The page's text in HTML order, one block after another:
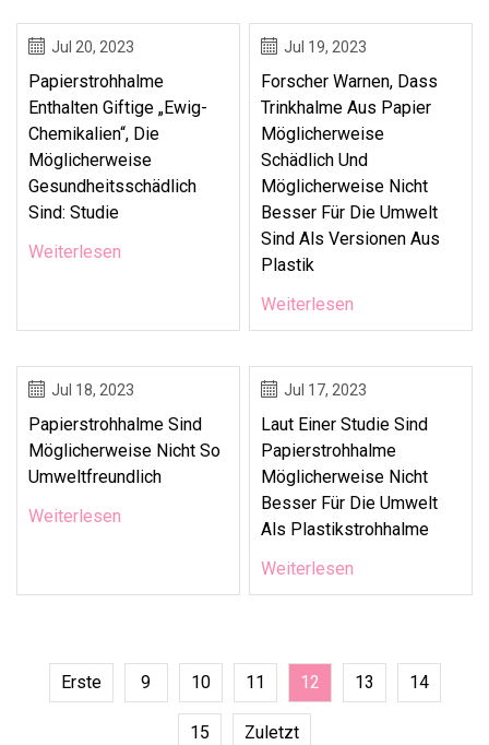
Jul 20, 2023
Papierstrohhalme
Enthalten Giftige „Ewig-
Chemikalien“, Die
Möglicherweise
Gesundheitsschädlich
Sind: Studie
Weiterlesen
Jul 19, 2023
Forscher Warnen, Dass
Trinkhalme Aus Papier
Möglicherweise
Schädlich Und
Möglicherweise Nicht
Besser Für Die Umwelt
Sind Als Versionen Aus
Plastik
Weiterlesen
Jul 18, 2023
Papierstrohhalme Sind
Möglicherweise Nicht So
Umweltfreundlich
Weiterlesen
Jul 17, 2023
Laut Einer Studie Sind
Papierstrohhalme
Möglicherweise Nicht
Besser Für Die Umwelt
Als Plastikstrohhalme
Weiterlesen
Erste 9 10 11 12 13 14
15 Zuletzt